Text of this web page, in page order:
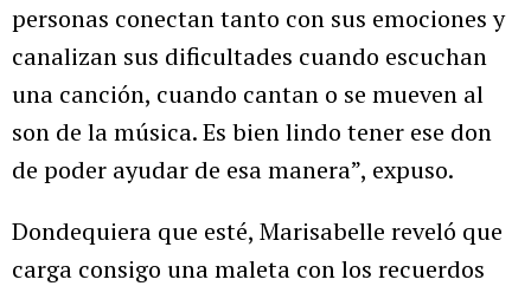
personas conectan tanto con sus emociones y
canalizan sus dificultades cuando escuchan
una canción, cuando cantan o se mueven al
son de la música. Es bien lindo tener ese don
de poder ayudar de esa manera”, expuso.
Dondequiera que esté, Marisabelle reveló que
carga consigo una maleta con los recuerdos